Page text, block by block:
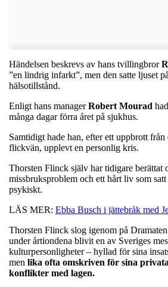
Händelsen beskrevs av hans tvillingbror
”en lindrig infarkt”, men den satte ljuset
hälsotillstånd.
Enligt hans managerRobert Mourad
många dagar förra året på sjukhus.
Samtidigt hade han, efter ett uppbrott
flickvän, upplevt en personlig kris.
Thorsten Flinck själv har tidigare berättat
missbruksproblem och ett hårt liv som
psykiskt.
LÄS MER: Ebba Busch i jättebråk med
Thorsten Flinck slog igenom på
under årtiondena blivit en av Sveriges
kulturpersonligheter – hyllad för sina
men lika ofta omskriven för sina
konflikter med lagen.